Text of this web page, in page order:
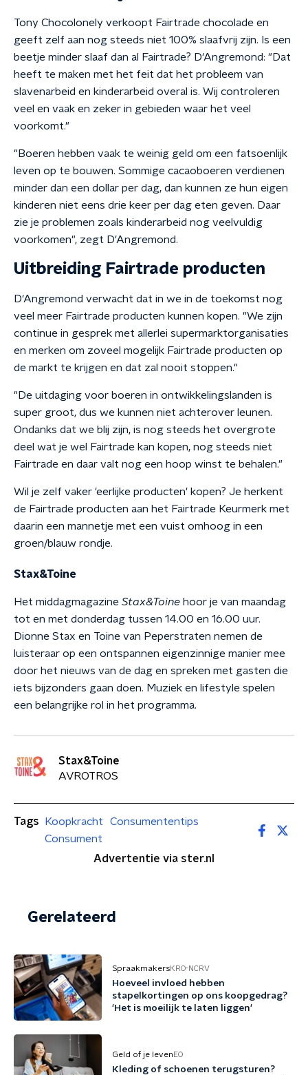
Tony Chocolonely verkoopt Fairtrade chocolade en
geeft zelf aan nog steeds niet 100% slaafvrij zijn. Is een
beetje minder slaaf dan al Fairtrade? D'Angremond: "Dat
heeft te maken met het feit dat het probleem van
slavenarbeid en kinderarbeid overal is. Wij controleren
veel en vaak en zeker in gebieden waar het veel
voorkomt."
"Boeren hebben vaak te weinig geld om een fatsoenlijk
leven op te bouwen. Sommige cacaoboeren verdienen
minder dan een dollar per dag, dan kunnen ze hun eigen
kinderen niet eens drie keer per dag eten geven. Daar
zie je problemen zoals kinderarbeid nog veelvuldig
voorkomen", zegt D'Angremond.
Uitbreiding Fairtrade producten
D'Angremond verwacht dat in we in de toekomst nog
veel meer Fairtrade producten kunnen kopen. "We zijn
continue in gesprek met allerlei supermarktorganisaties
en merken om zoveel mogelijk Fairtrade producten op
de markt te krijgen en dat zal nooit stoppen."
"De uitdaging voor boeren in ontwikkelingslanden is
super groot, dus we kunnen niet achterover leunen.
Ondanks dat we blij zijn, is nog steeds het overgrote
deel wat je wel Fairtrade kan kopen, nog steeds niet
Fairtrade en daar valt nog een hoop winst te behalen."
Wil je zelf vaker 'eerlijke producten' kopen? Je herkent
de Fairtrade producten aan het Fairtrade Keurmerk met
daarin een mannetje met een vuist omhoog in een
groen/blauw rondje.
Stax&Toine
Het middagmagazine Stax&Toine hoor je van maandag
tot en met donderdag tussen 14.00 en 16.00 uur.
Dionne Stax en Toine van Peperstraten nemen de
luisteraar op een ontspannen eigenzinnige manier mee
door het nieuws van de dag en spreken met gasten die
iets bijzonders gaan doen. Muziek en lifestyle spelen
een belangrijke rol in het programma.
Stax&Toine
AVROTROS
Tags Koopkracht
Consumententips
Consument
Advertentie via ster.nl
Gerelateerd
SpraakmakersKRO-NCRV
Hoeveel invloed hebben
stapelkortingen op ons koopgedrag?
'Het is moeilijk te laten liggen'
Geld of je leven EO
Kleding of schoenen terugsturen?